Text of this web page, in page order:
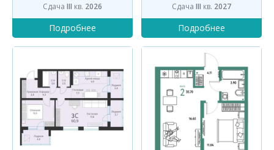
Сдача III кв. 2026 Сдача III кв. 2027